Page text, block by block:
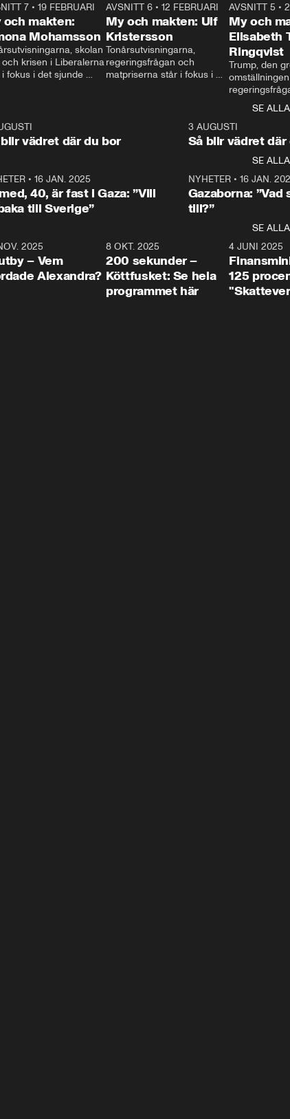
24:30
7• 19 FEBRUARI
och makten:
Mohamsson
skolan
krisen i Liberalerna
fokus i det sjunde
My
ställer
och
till svars.
27:30
AVSNITT 6 •12 FEBRUARI
My och makten: Ulf
Kristersson
Tonårsutvisningarna,
regeringsfrågan och
matpriserna står i fokus i
Rohwedder ställer
statsminister Ulf Kristersson
AVSNITT 5 •
My och
Elisabeth
Ringqvist
Trump, den
centrum i
avsnittet av
Makten”. Se
Aftonbladets
Rohwedder
Thand Ring
SE ALLA
vädret där du bor
3 AUGUSTI
Så blir vädret där
SE ALLA
• 16 JAN. 2025
40, är fast i Gaza: ”Vill
till Sverige”
NYHETER• 16 JAN.
Gazaborna:
till?”
SE ALLA
31:05
2025
– Vem
Alexandra?
4:29
8 OKT. 2025
200 sekunder –
Köttfusket: Se hela
programmet här
4 JUNI 2025
125